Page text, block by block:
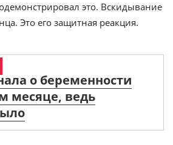
это. Вскидывание
Это его защитная реакция.
о беременности
месяце, ведь